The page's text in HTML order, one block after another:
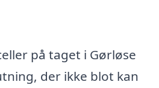
på taget i Gørløse
der ikke blot kan